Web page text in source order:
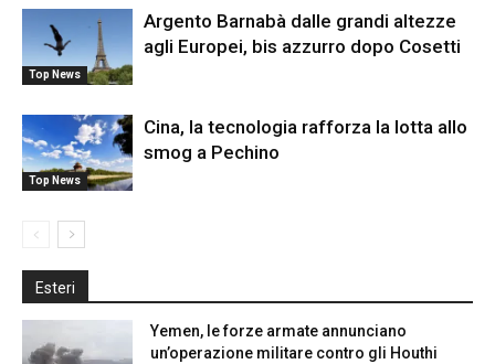
Top News
Argento Barnabà dalle grandi altezze
agli Europei, bis azzurro dopo Cosetti
Top News
Cina, la tecnologia rafforza la lotta allo
smog a Pechino
Esteri
Yemen, le forze armate annunciano
un’operazione militare contro gli Houthi